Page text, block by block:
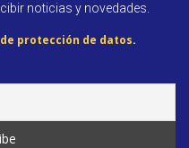
noticias y novedades.
protección de datos.